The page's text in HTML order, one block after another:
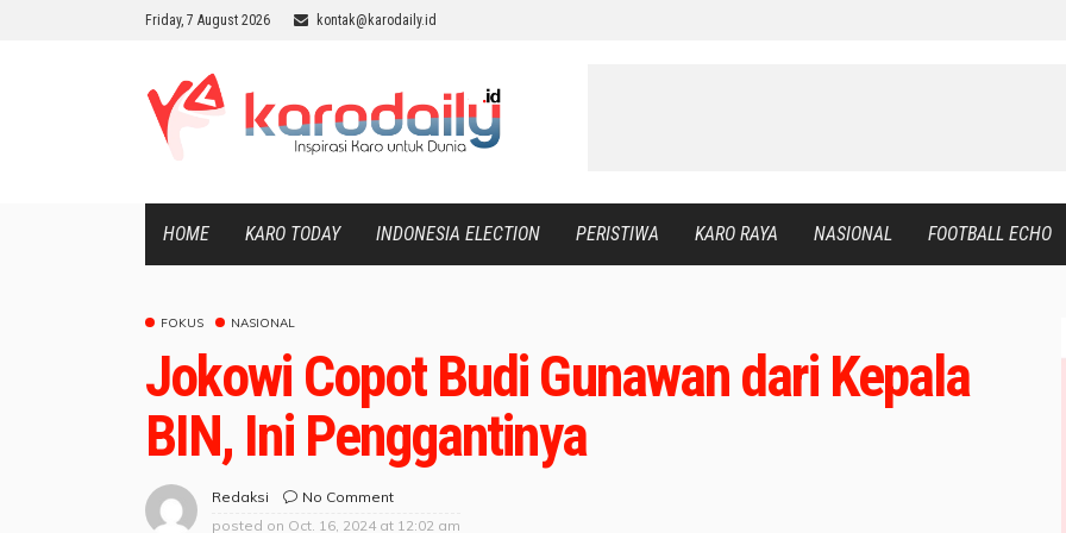
Friday, 7 August 2026 kontak@karodaily.id
HOME KARO TODAY INDONESIA ELECTION PERISTIWA KARO RAYA NASIONAL FOOTBALL ECHO
FOKUS NASIONAL
Jokowi Copot Budi Gunawan dari Kepala
BIN, Ini Penggantinya
Redaksi
No Comment
posted on Oct. 16, 2024 at 12:02 am